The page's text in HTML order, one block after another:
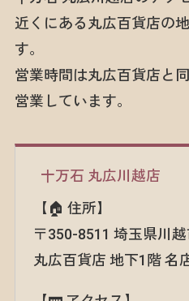
近くにある丸広百貨店の
す。
営業時間は丸広百貨店と
営業しています。
十万石 丸広川越店
【🏠 住所】
〒350-8511 埼玉県川
丸広百貨店 地下1階 名